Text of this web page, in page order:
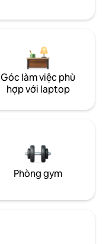
Góc làm việc phù
hợp với laptop
Phòng gym